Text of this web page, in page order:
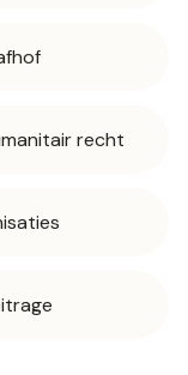
recht